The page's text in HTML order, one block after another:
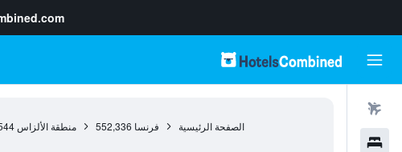
الصفحة الرئيسية فرنسا 552,336 منطقة الألزاس